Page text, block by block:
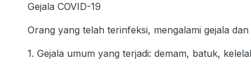
Gejala COVID-19
Orang yang telah terinfeksi, mengalami gejala
1. Gejala umum yang terjadi: demam, batuk,